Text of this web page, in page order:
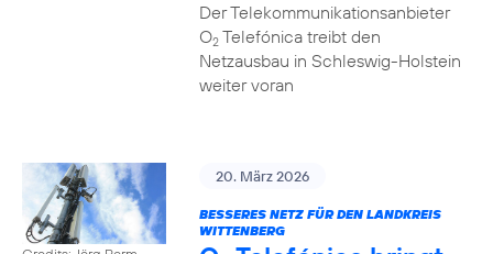
Der Telekommunikationsanbieter
O2Telefónica treibt den
Netzausbau in Schleswig-Holstein
weiter voran
20. März 2026
BESSERES NETZ FÜR DEN LANDKREIS
WITTENBERG